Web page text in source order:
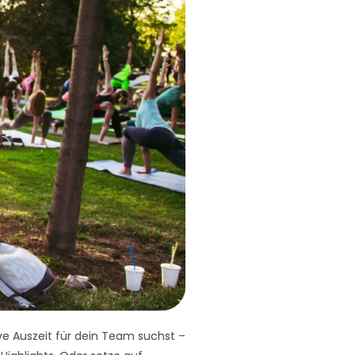
Auszeit für dein Team suchst –